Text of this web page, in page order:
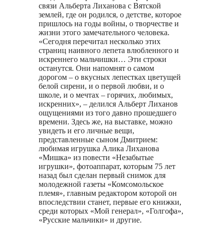
связи Альберта Лиханова с Вятской
землей, где он родился, о детстве, которое
пришлось на годы войны, о творчестве и
жизни этого замечательного человека.
«Сегодня перечитал несколько этих
страниц наивного лепета влюбленного и
искреннего мальчишки… Эти строки
останутся. Они напомнят о самом
дорогом – о вкусных лепестках цветущей
белой сирени, и о первой любви, и о
школе, и о мечтах – горячих, любимых,
искренних», – делился Альберт Лиханов
ощущениями из того давно прошедшего
времени. Здесь же, на выставке, можно
увидеть и его личные вещи,
представленные сыном Дмитрием:
любимая игрушка Алика Лиханова
«Мишка» из повести «Незабытые
игрушки», фотоаппарат, которым 75 лет
назад был сделан первый снимок для
молодежной газеты «Комсомольское
племя», главным редактором которой он
впоследствии станет, первые его книжки,
среди которых «Мой генерал», «Голгофа»,
«Русские мальчики» и другие.